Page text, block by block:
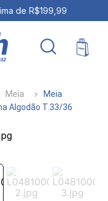
de R$199,99
Meia
Meia
Algodão T.33/36